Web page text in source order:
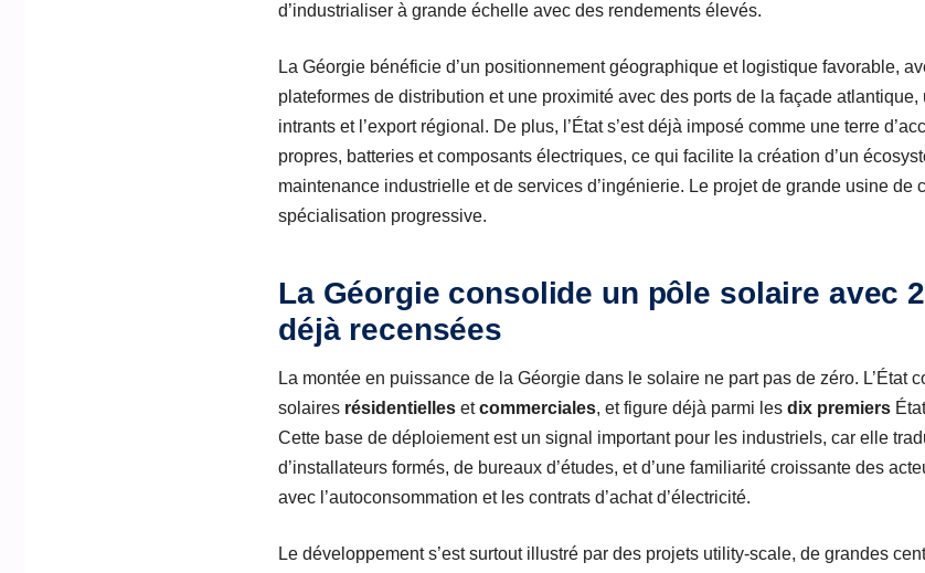
d’industrialiser à grande échelle avec des rendements élevés.
La Géorgie bénéficie d’un positionnement géographique et logistique favorable,
plateformes de distribution et une proximité avec des ports de la façade atlantique,
intrants et l’export régional. De plus, l’État s’est déjà imposé comme une terre
propres, batteries et composants électriques, ce qui facilite la création d’un
maintenance industrielle et de services d’ingénierie. Le projet de grande usine de
spécialisation progressive.
La Géorgie consolide un pôle solaire avec
déjà recensées
La montée en puissance de la Géorgie dans le solaire ne part pas de zéro. L’État
solaires résidentielles etcommerciales, et figure déjà parmi les dix premiers
Cette base de déploiement est un signal important pour les industriels, car elle
d’installateurs formés, de bureaux d’études, et d’une familiarité croissante des
avec l’autoconsommation et les contrats d’achat d’électricité.
Le développement s’est surtout illustré par des projets utility-scale, de grandes